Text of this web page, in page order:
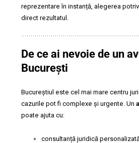
reprezentare în instanță, alegerea
direct rezultatul.
De ce ai nevoie de un
București
Bucureștiul este cel mai mare centru
cazurile pot fi complexe și urgente. Un
poate ajuta cu:
consultanță juridică